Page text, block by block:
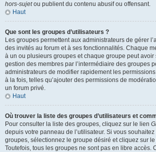
hors-sujetou publient du contenu abusif ou offensant.
Haut
Que sont les groupes d’utilisateurs ?
Les groupes permettent aux administrateurs de gérer
des invités au forum et à ses fonctionnalités. Chaque
à un ou plusieurs groupes et chaque groupe peut avoir
gestion des membres par l’intermédiaire des groupes
administrateurs de modifier rapidement les
à la fois, telles qu’ajouter des permissions de
un forum privé.
Haut
Où trouver la liste des groupes d’utilisateurs et
Pour consulter la liste des groupes, cliquez sur le lien
depuis votre panneau de l’utilisateur. Si vous
groupes, sélectionnez le groupe désiré et cliquez sur
Toutefois, tous les groupes ne sont pas en libre accès.